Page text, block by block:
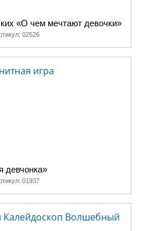
«О чем мечтают девочки»
02526
девчонка»
01937